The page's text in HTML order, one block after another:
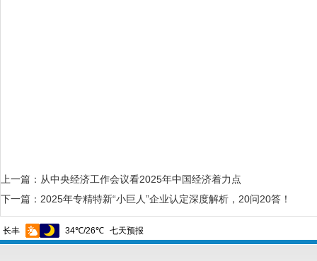
上一篇： 从中央经济工作会议看2025年中国经济着力点
下一篇： 2025年专精特新“小巨人”企业认定深度解析，20问20答！